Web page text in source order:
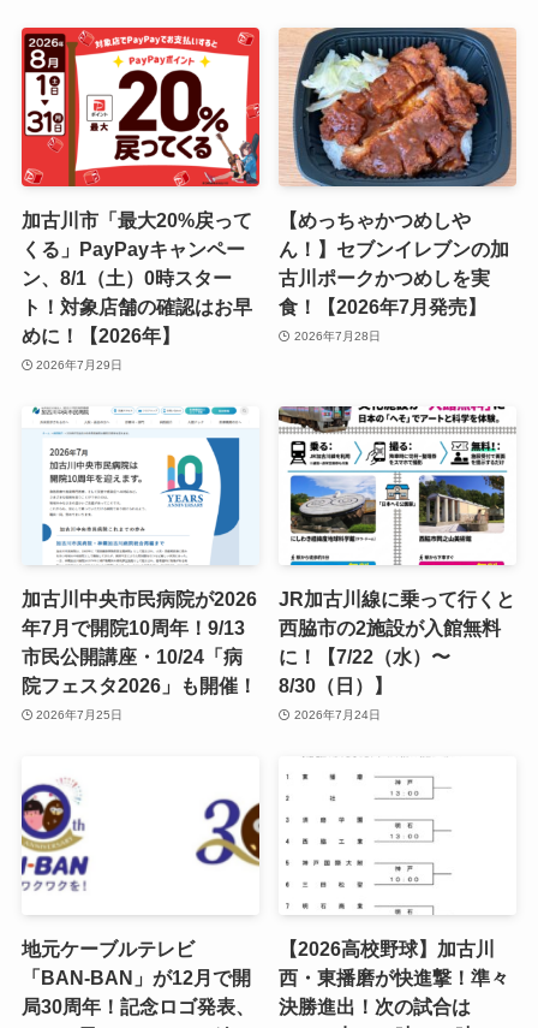
加古川市「最大20%戻って
くる」PayPayキャンペー
ン、8/1（土）0時スター
ト！対象店舗の確認はお早
めに！【2026年】
2026年7月29日
【めっちゃかつめしや
ん！】セブンイレブンの加
古川ポークかつめしを実
食！【2026年7月発売】
2026年7月28日
加古川中央市民病院が2026
年7月で開院10周年！9/13
市民公開講座・10/24「病
院フェスタ2026」も開催！
2026年7月25日
JR加古川線に乗って行くと
西脇市の2施設が入館無料
に！【7/22（水）〜
8/30（日）】
2026年7月24日
地元ケーブルテレビ
「BAN-BAN」が12月で開
局30周年！記念ロゴ発表、
【2026高校野球】加古川
西・東播磨が快進撃！準々
決勝進出！次の試合は